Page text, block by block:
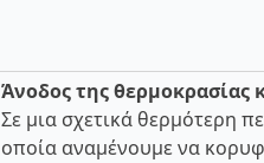
Άνοδος της θερμοκρασίας
Σε μια σχετικά θερμότερη
οποία αναμένουμε να